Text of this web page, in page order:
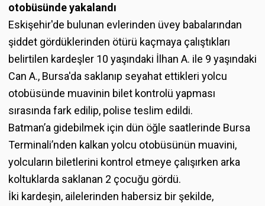
otobüsünde yakalandı
Eskişehir'de bulunan evlerinden üvey babalarından
şiddet gördüklerinden ötürü kaçmaya çalıştıkları
belirtilen kardeşler 10 yaşındaki İlhan A. ile 9 yaşındaki
Can A., Bursa'da saklanıp seyahat ettikleri yolcu
otobüsünde muavinin bilet kontrolü yapması
sırasında fark edilip, polise teslim edildi.
Batman’a gidebilmek için dün öğle saatlerinde Bursa
Terminali’nden kalkan yolcu otobüsünün muavini,
yolcuların biletlerini kontrol etmeye çalışırken arka
koltuklarda saklanan 2 çocuğu gördü.
İki kardeşin, ailelerinden habersiz bir şekilde,